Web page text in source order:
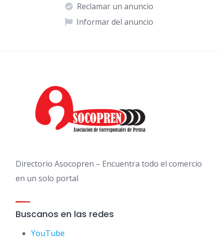
Reclamar un anuncio
Informar del anuncio
Directorio Asocopren – Encuentra todo el comercio
en un solo portal
Buscanos en las redes
YouTube